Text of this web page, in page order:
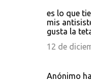
es lo que
mis
gusta la
12 de
Anónimo